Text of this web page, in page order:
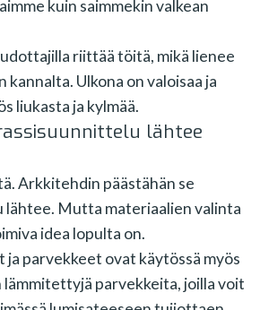
kuin saimmekin valkean
riittää töitä, mikä lienee
Ulkona on valoisaa ja
liukasta ja kylmää.
lähtee
Arkkitehdin päästähän se
Mutta materiaalien valinta
idea lopulta on.
ja parvekkeet ovat käytössä myös
lämmitettyjä parvekkeita, joilla voit